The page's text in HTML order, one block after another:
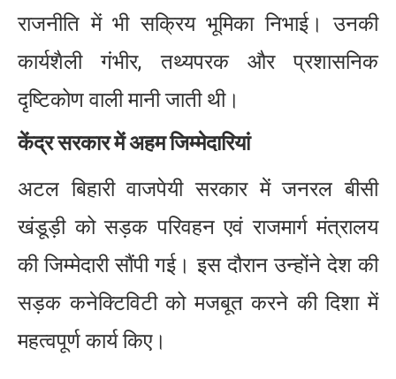
राजनीति में भी सक्रिय भूमिका निभाई। उनकी
कार्यशैली गंभीर, तथ्यपरक और प्रशासनिक
दृष्टिकोण वाली मानी जाती थी।
केंद्र सरकार में अहम जिम्मेदारियां
अटल बिहारी वाजपेयी सरकार में जनरल बीसी
खंडूड़ी को सड़क परिवहन एवं राजमार्ग मंत्रालय
की जिम्मेदारी सौंपी गई। इस दौरान उन्होंने देश की
सड़क कनेक्टिविटी को मजबूत करने की दिशा में
महत्वपूर्ण कार्य किए।